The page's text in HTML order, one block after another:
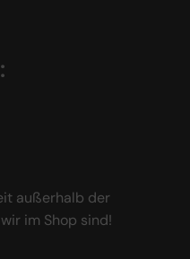
außerhalb der
im Shop sind!